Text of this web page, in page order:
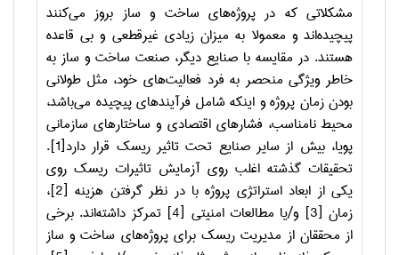
مشکلاتی که در پروژه‌های ساخت و ساز بروز می‌کنند
پیچیده‌اند و معمولا به میزان زیادی غیرقطعی و بی قاعده
هستند. در مقایسه با صنایع دیگر، صنعت ساخت و ساز به
خاطر ویژگی منحصر به فرد فعالیت‌های خود، مثل طولانی
بودن زمان پروژه و اینکه شامل فرآیندهای پیچیده می‌باشد،
محیط نامناسب، فشارهای اقتصادی و ساختارهای سازمانی
پویا، بیش از سایر صنایع تحت تاثیر ریسک قرار دارد[1].
تحقیقات گذشته اغلب روی آزمایش تاثیرات ریسک روی
یکی از ابعاد استراتژی پروژه با در نظر گرفتن هزینه [2]،
زمان [3] و/یا مطالعات امنیتی [4] تمرکز داشته‌اند. برخی
از محققان از مدیریت ریسک برای پروژه‌های ساخت و ساز